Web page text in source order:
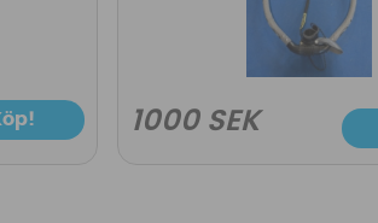
1000 SEK